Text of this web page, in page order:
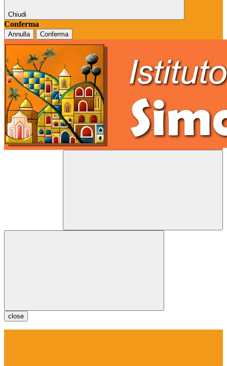
Chiudi
Conferma
Annulla Conferma
close